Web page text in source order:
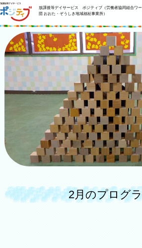
放課後等デイサービス ポジティブ（労働者協同組合ワ
団 おおた・ぞうしき地域福祉事業所）
2月のプログ